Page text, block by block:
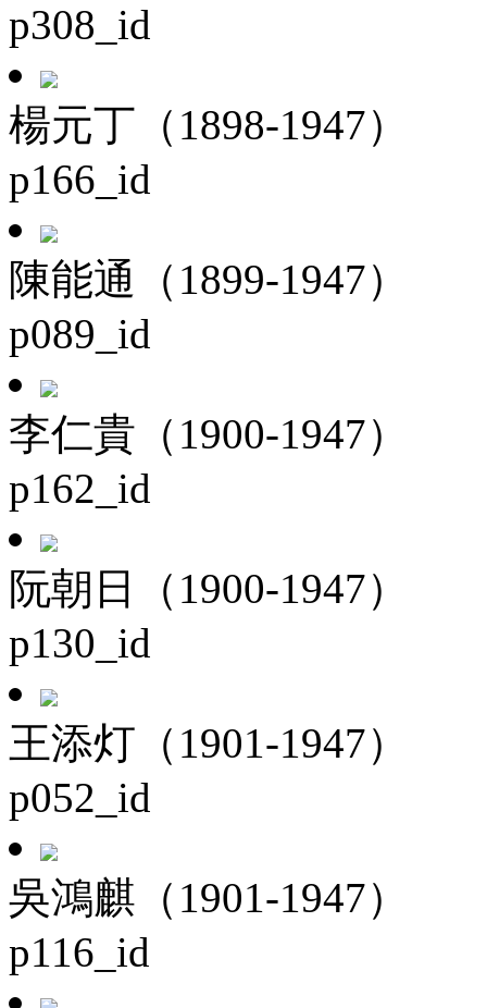
p308_id
楊元丁（1898-1947）
p166_id
陳能通（1899-1947）
p089_id
李仁貴（1900-1947）
p162_id
阮朝日（1900-1947）
p130_id
王添灯（1901-1947）
p052_id
吳鴻麒（1901-1947）
p116_id